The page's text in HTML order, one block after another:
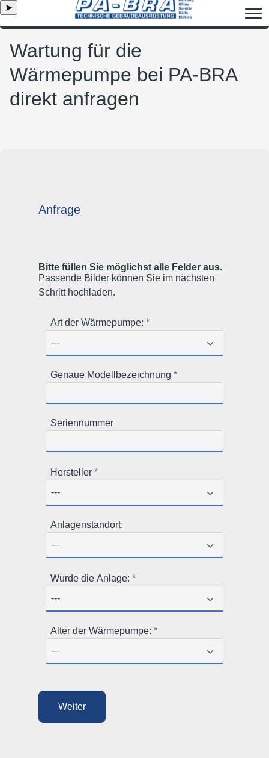
➤
Wartung für die
Wärmepumpe bei PA‑BRA
direkt anfragen
Anfrage
Bitte füllen Sie möglichst alle Felder aus.
Passende Bilder können Sie im nächsten
Schritt hochladen.
Art der Wärmepumpe:
Genaue Modellbezeichnung
Seriennummer
Hersteller
Anlagenstandort:
Wurde die Anlage:
Alter der Wärmepumpe:
Weiter